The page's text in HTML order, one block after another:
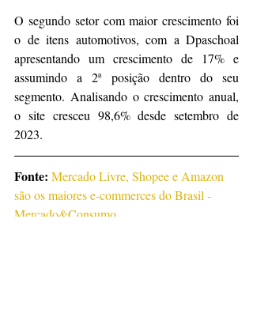
O segundo setor com maior crescimento foi
o de itens automotivos, com a Dpaschoal
apresentando um crescimento de 17% e
assumindo a 2ª posição dentro do seu
segmento. Analisando o crescimento anual,
o site cresceu 98,6% desde setembro de
2023.
Fonte: Mercado Livre, Shopee e Amazon
são os maiores e-commerces do Brasil -
Mercado&Consumo